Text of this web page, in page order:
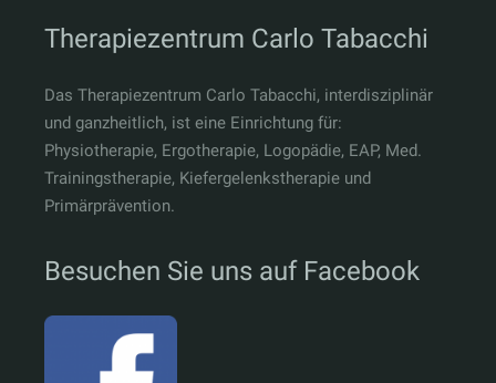
Therapiezentrum Carlo Tabacchi
Das Therapiezentrum Carlo Tabacchi, interdisziplinär
und ganzheitlich, ist eine Einrichtung für:
Physiotherapie, Ergotherapie, Logopädie, EAP, Med.
Trainingstherapie, Kiefergelenkstherapie und
Primärprävention.
Besuchen Sie uns auf Facebook